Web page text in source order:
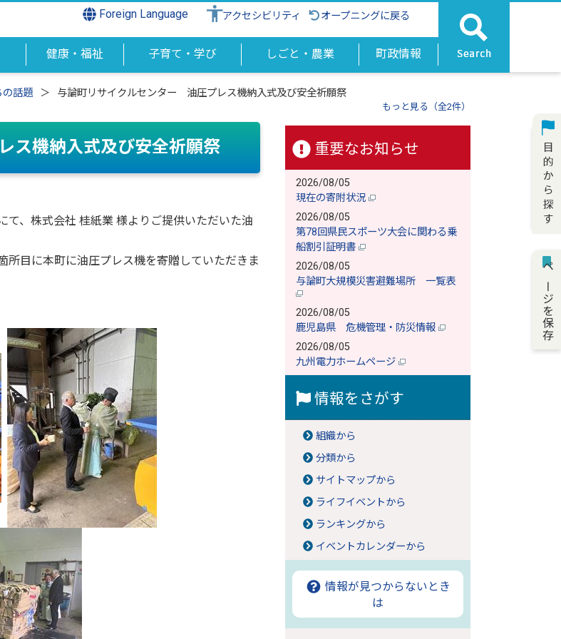
Foreign Language アクセシビリティ オープニングに戻る
健康・福祉 子育て・学び しごと・農業 町政情報
の話題 与論町リサイクルセンター 油圧プレス機納入式及び安全祈願祭
もっと見る（全2件）
ス機納入式及び安全祈願祭
、株式会社 桂紙業 様よりご提供いただいた油
目に本町に油圧プレス機を寄贈していただきま
重要なお知らせ
2026/08/05
現在の寄附状況
2026/08/05
第78回県民スポーツ大会に関わる乗
船割引証明書
2026/08/05
与論町大規模災害避難場所 一覧表
2026/08/05
鹿児島県 危機管理・防災情報
2026/08/05
九州電力ホームページ
情報をさがす
組織から
分類から
サイトマップから
ライフイベントから
ランキングから
イベントカレンダーから
情報が見つからないとき
は
ページを保存